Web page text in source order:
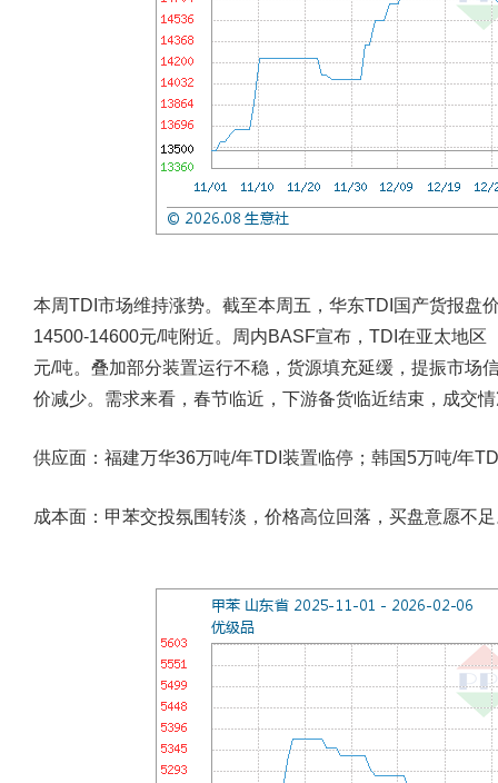
本周TDI市场维持涨势。截至本周五，华东TDI国产货报盘
14500-14600元/吨附近。周内BASF宣布，TDI在亚太地
元/吨。叠加部分装置运行不稳，货源填充延缓，提振市场
价减少。需求来看，春节临近，下游备货临近结束，成交
供应面：福建万华36万吨/年TDI装置临停；韩国5万吨/年
成本面：甲苯交投氛围转淡，价格高位回落，买盘意愿不